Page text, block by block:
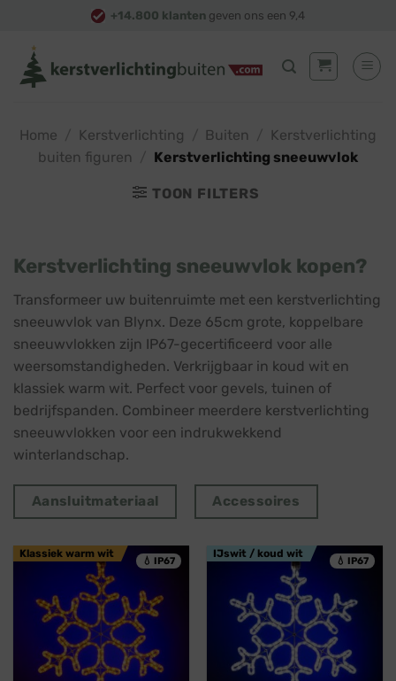
content
+14.800 klanten geven ons een 9,4
Home Kerstverlichting Buiten
Kerstverlichting
buiten figuren
Kerstverlichting sneeuwvlok
TOON FILTERS
Kerstverlichting sneeuwvlok kopen?
Transformeer uw buitenruimte met een kerstverlichting
sneeuwvlok van Blynx. Deze 65cm grote, koppelbare
sneeuwvlokken zijn IP67-gecertificeerd voor alle
weersomstandigheden. Verkrijgbaar in koud wit en
klassiek warm wit. Perfect voor gevels, tuinen of
bedrijfspanden. Combineer meerdere kerstverlichting
sneeuwvlokken voor een indrukwekkend
winterlandschap.
Aansluitmateriaal Accessoires
💧 IP67
Klassiek warm wit
💧 IP67
IJswit / koud wit